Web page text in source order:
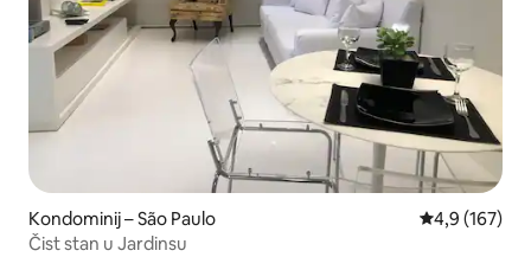
Kondominij – São Paulo Prosječna
4,9 (167)
Čist stan u Jardinsu